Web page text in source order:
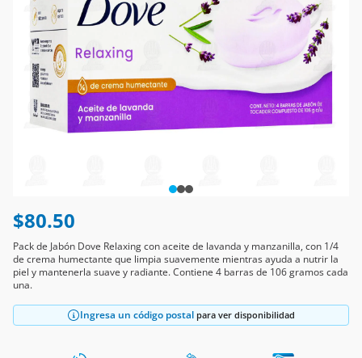
$80.50
Pack de Jabón Dove Relaxing con aceite de lavanda y manzanilla, con 1/4
de crema humectante que limpia suavemente mientras ayuda a nutrir la
piel y mantenerla suave y radiante. Contiene 4 barras de 106 gramos cada
una.
Ingresa un código postal para ver disponibilidad